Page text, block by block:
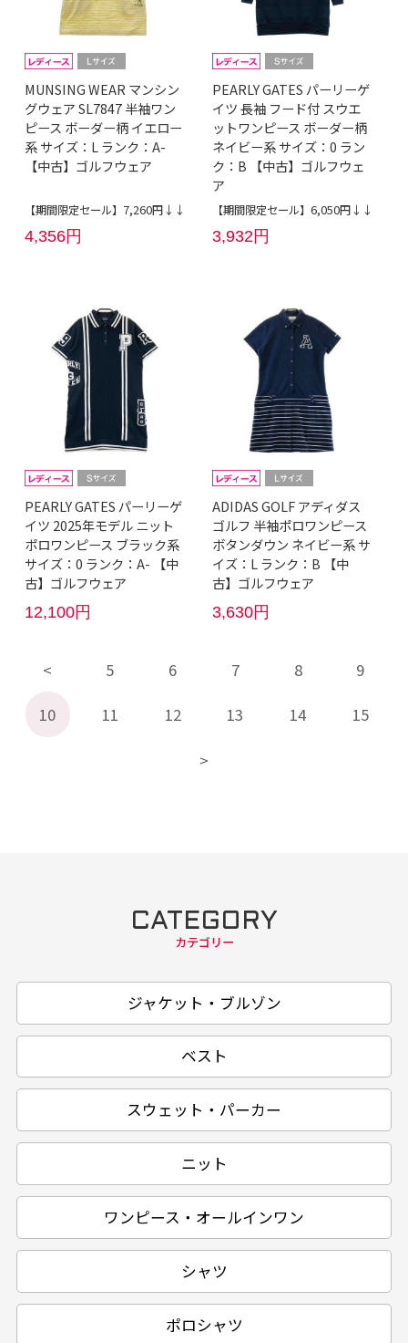
MUNSING WEAR マンシン
グウェア SL7847 半袖ワン
ピース ボーダー柄 イエロー
系 サイズ：L ランク：A-
【中古】ゴルフウェア
【期間限定セール】7,260円↓↓
4,356円
PEARLY GATES パーリーゲ
イツ 長袖 フード付 スウエ
ットワンピース ボーダー柄
ネイビー系 サイズ：0 ラン
ク：B 【中古】ゴルフウェ
ア
【期間限定セール】6,050円↓↓
3,932円
PEARLY GATES パーリーゲ
イツ 2025年モデル ニット
ポロワンピース ブラック系
サイズ：0 ランク：A- 【中
古】ゴルフウェア
12,100円
ADIDAS GOLF アディダス
ゴルフ 半袖ポロワンピース
ボタンダウン ネイビー系 サ
イズ：L ランク：B 【中
古】ゴルフウェア
3,630円
5 6 7 8 9
10 11 12 13 14 15
CATEGORY
カテゴリー
ジャケット・ブルゾン
ベスト
スウェット・パーカー
ニット
ワンピース・オールインワン
シャツ
ポロシャツ